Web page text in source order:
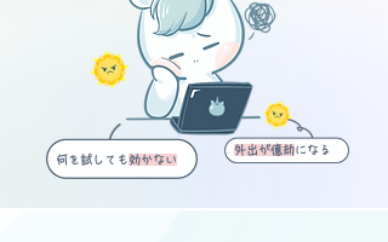
何を試しても 効かない
外出が億劫になる